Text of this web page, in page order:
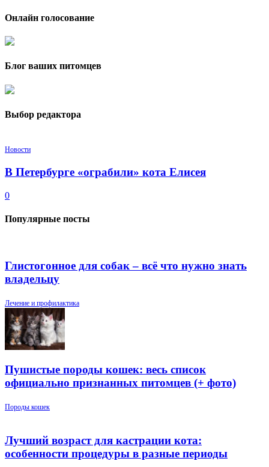
Онлайн голосование
Блог ваших питомцев
Выбор редактора
Новости
В Петербурге «ограбили» кота Елисея
0
Популярные посты
Глистогонное для собак – всё что нужно знать
владельцу
Лечение и профилактика
Пушистые породы кошек: весь список
официально признанных питомцев (+ фото)
Породы кошек
Лучший возраст для кастрации кота:
особенности процедуры в разные периоды